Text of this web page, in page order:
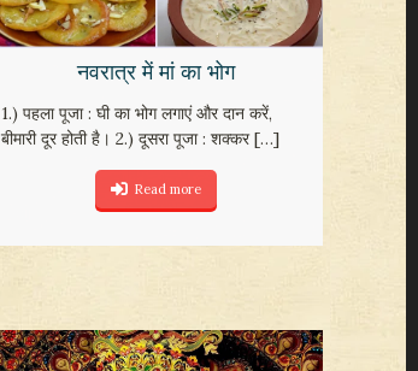
नवरात्र में मां का भोग
1.) पहला पूजा : घी का भोग लगाएं और दान करें,
बीमारी दूर होती है। 2.) दूसरा पूजा : शक्कर[…]
Read more